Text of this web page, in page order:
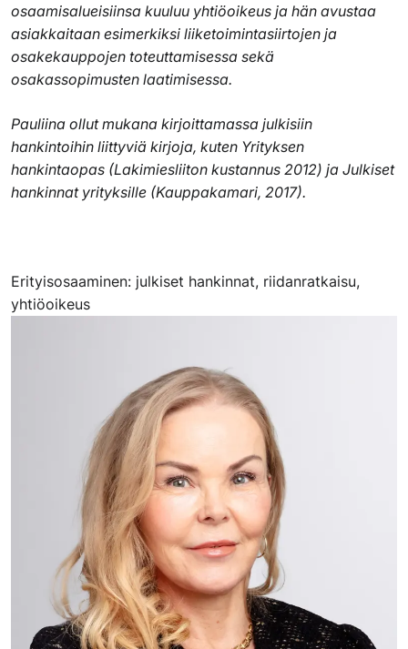
osaamisalueisiinsa kuuluu yhtiöoikeus ja hän avustaa
asiakkaitaan esimerkiksi liiketoimintasiirtojen ja
osakekauppojen toteuttamisessa sekä
osakassopimusten laatimisessa.
Pauliina ollut mukana kirjoittamassa julkisiin
hankintoihin liittyviä kirjoja, kuten Yrityksen
hankintaopas (Lakimiesliiton kustannus 2012) ja Julkiset
hankinnat yrityksille (Kauppakamari, 2017).
Erityisosaaminen: julkiset hankinnat, riidanratkaisu,
yhtiöoikeus